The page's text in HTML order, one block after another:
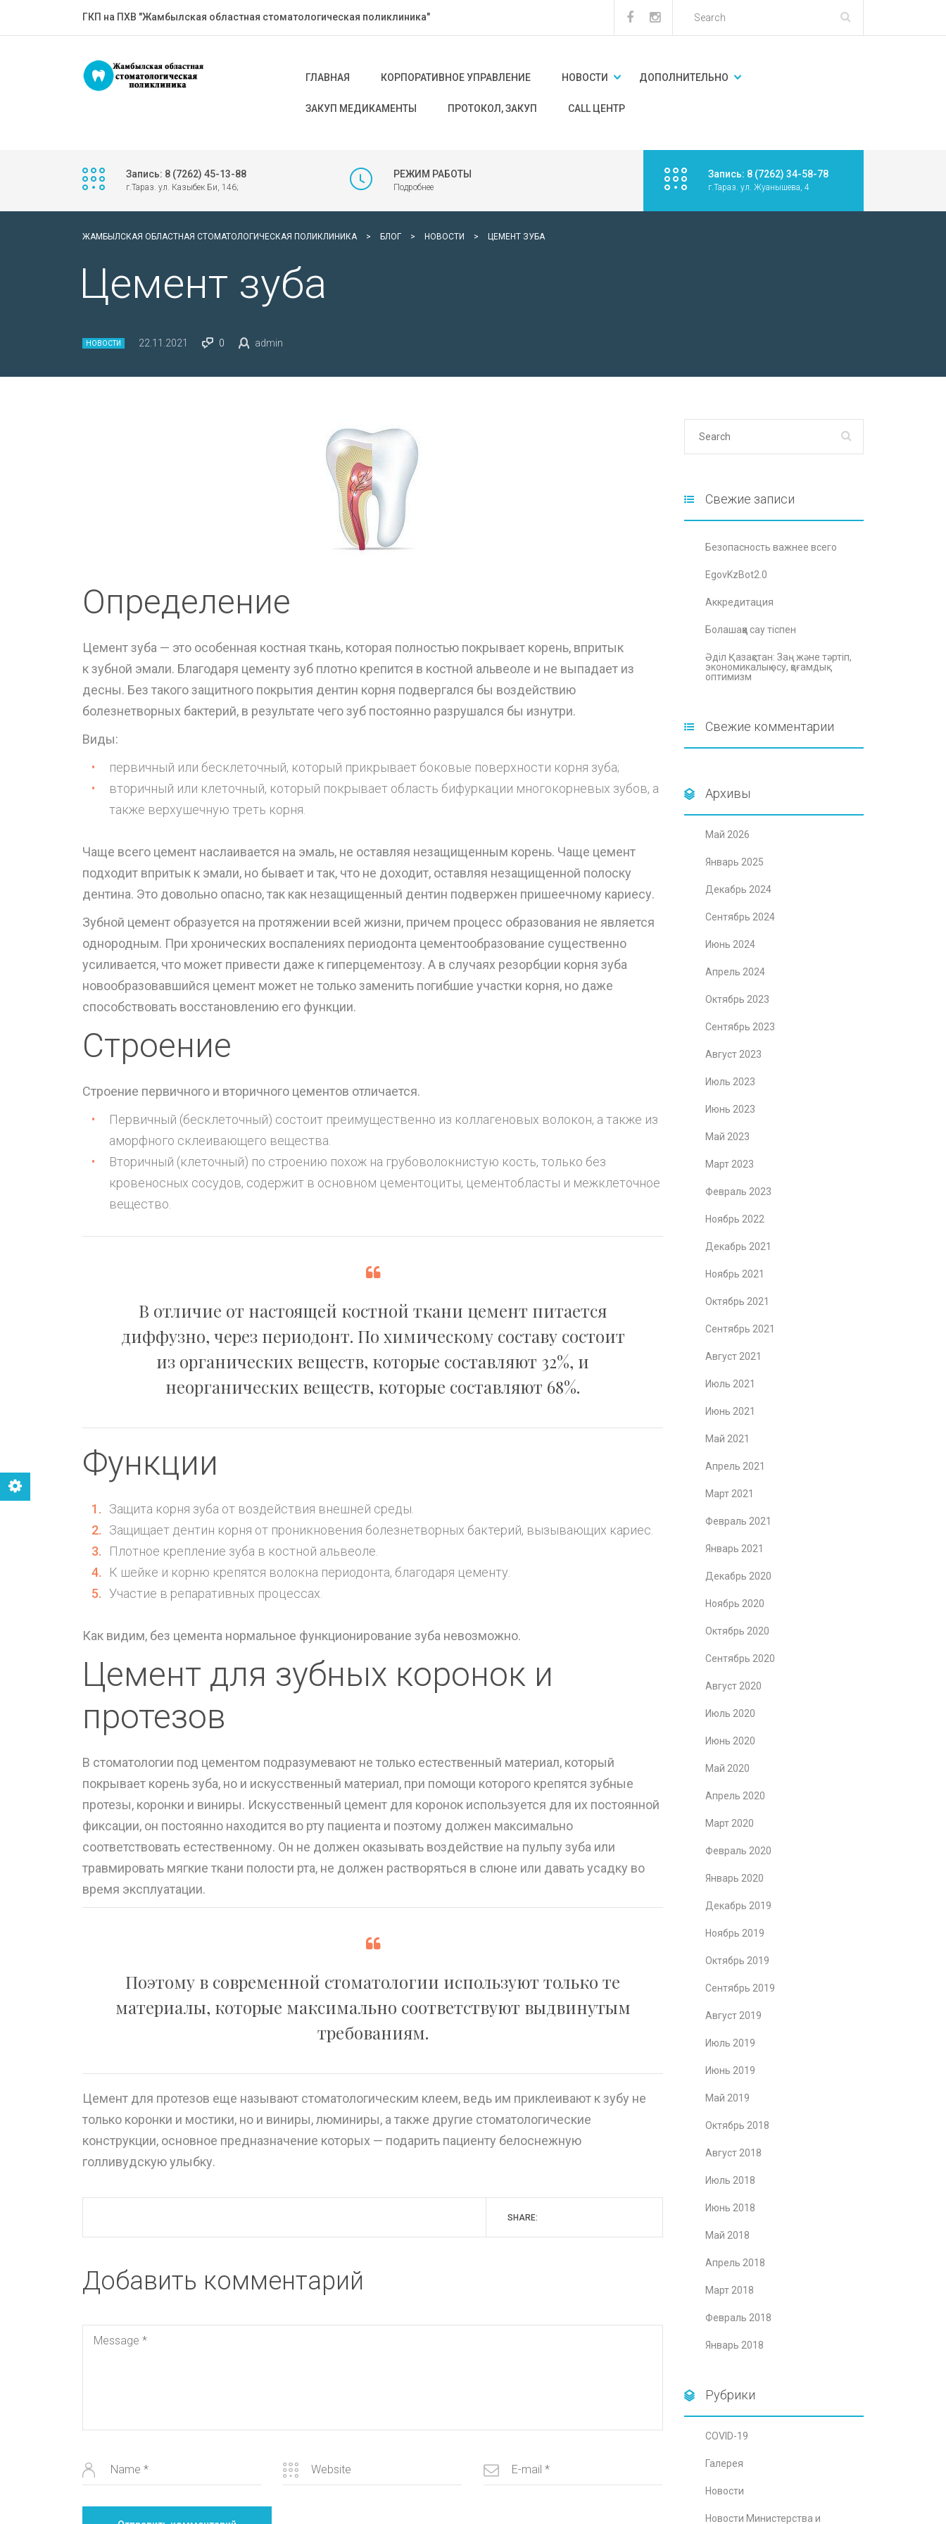
ГКП на ПХВ "Жамбылская областная стоматологическая поликлиника"
ГЛАВНАЯ КОРПОРАТИВНОЕ УПРАВЛЕНИЕ НОВОСТИ ДОПОЛНИТЕЛЬНО
ЗАКУП МЕДИКАМЕНТЫ ПРОТОКОЛ, ЗАКУП CALL ЦЕНТР
Запись: 8 (7262) 45-13-88
г.Тараз. ул. Казыбек Би, 146;
РЕЖИМ РАБОТЫ
Подробнее
Запись: 8 (7262) 34-58-78
г.Тараз. ул. Жуанышева, 4
ЖАМБЫЛСКАЯ ОБЛАСТНАЯ СТОМАТОЛОГИЧЕСКАЯ ПОЛИКЛИНИКА > БЛОГ > НОВОСТИ > ЦЕМЕНТ ЗУБА
Цемент зуба
НОВОСТИ 22.11.2021 0 admin
Определение
Цемент зуба — это особенная костная ткань, которая полностью покрывает корень, впритык
к зубной эмали. Благодаря цементу зуб плотно крепится в костной альвеоле и не выпадает из
десны. Без такого защитного покрытия дентин корня подвергался бы воздействию
болезнетворных бактерий, в результате чего зуб постоянно разрушался бы изнутри.
Виды:
первичный или бесклеточный, который прикрывает боковые поверхности корня зуба;
вторичный или клеточный, который покрывает область бифуркации многокорневых зубов, а
также верхушечную треть корня.
Чаще всего цемент наслаивается на эмаль, не оставляя незащищенным корень. Чаще цемент
подходит впритык к эмали, но бывает и так, что не доходит, оставляя незащищенной полоску
дентина. Это довольно опасно, так как незащищенный дентин подвержен пришеечному кариесу.
Зубной цемент образуется на протяжении всей жизни, причем процесс образования не является
однородным. При хронических воспалениях периодонта цементообразование существенно
усиливается, что может привести даже к гиперцементозу. А в случаях резорбции корня зуба
новообразовавшийся цемент может не только заменить погибшие участки корня, но даже
способствовать восстановлению его функции.
Строение
Строение первичного и вторичного цементов отличается.
Первичный (бесклеточный) состоит преимущественно из коллагеновых волокон, а также из
аморфного склеивающего вещества.
Вторичный (клеточный) по строению похож на грубоволокнистую кость, только без
кровеносных сосудов, содержит в основном цементоциты, цементобласты и межклеточное
вещество.
В отличие от настоящей костной ткани цемент питается
диффузно, через периодонт. По химическому составу состоит
из органических веществ, которые составляют 32%, и
неорганических веществ, которые составляют 68%.
Функции
Защита корня зуба от воздействия внешней среды.
Защищает дентин корня от проникновения болезнетворных бактерий, вызывающих кариес.
Плотное крепление зуба в костной альвеоле.
К шейке и корню крепятся волокна периодонта, благодаря цементу.
Участие в репаративных процессах.
Как видим, без цемента нормальное функционирование зуба невозможно.
Цемент для зубных коронок и
протезов
В стоматологии под цементом подразумевают не только естественный материал, который
покрывает корень зуба, но и искусственный материал, при помощи которого крепятся зубные
протезы, коронки и виниры. Искусственный цемент для коронок используется для их постоянной
фиксации, он постоянно находится во рту пациента и поэтому должен максимально
соответствовать естественному. Он не должен оказывать воздействие на пульпу зуба или
травмировать мягкие ткани полости рта, не должен растворяться в слюне или давать усадку во
время эксплуатации.
Поэтому в современной стоматологии используют только те
материалы, которые максимально соответствуют выдвинутым
требованиям.
Цемент для протезов еще называют стоматологическим клеем, ведь им приклеивают к зубу не
только коронки и мостики, но и виниры, люминиры, а также другие стоматологические
конструкции, основное предназначение которых — подарить пациенту белоснежную
голливудскую улыбку.
SHARE:
Добавить комментарий
Свежие записи
Безопасность важнее всего
EgovKzBot2.0
Аккредитация
Болашаққа сау тіспен
Әділ Қазақстан: Заң және тәртіп,
экономикалық өсу, қоғамдық
оптимизм
Свежие комментарии
Архивы
Май 2026
Январь 2025
Декабрь 2024
Сентябрь 2024
Июнь 2024
Апрель 2024
Октябрь 2023
Сентябрь 2023
Август 2023
Июль 2023
Июнь 2023
Май 2023
Март 2023
Февраль 2023
Ноябрь 2022
Декабрь 2021
Ноябрь 2021
Октябрь 2021
Сентябрь 2021
Август 2021
Июль 2021
Июнь 2021
Май 2021
Апрель 2021
Март 2021
Февраль 2021
Январь 2021
Декабрь 2020
Ноябрь 2020
Октябрь 2020
Сентябрь 2020
Август 2020
Июль 2020
Июнь 2020
Май 2020
Апрель 2020
Март 2020
Февраль 2020
Январь 2020
Декабрь 2019
Ноябрь 2019
Октябрь 2019
Сентябрь 2019
Август 2019
Июль 2019
Июнь 2019
Май 2019
Октябрь 2018
Август 2018
Июль 2018
Июнь 2018
Май 2018
Апрель 2018
Март 2018
Февраль 2018
Январь 2018
Рубрики
COVID-19
Галерея
Новости
Новости Министерства и